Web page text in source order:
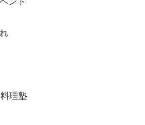
理塾